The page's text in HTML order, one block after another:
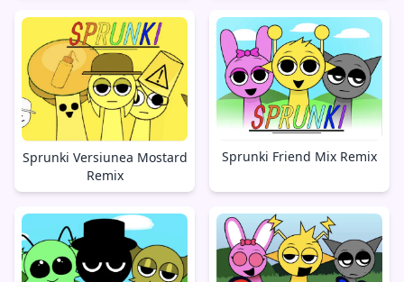
Sprunki Versiunea Mostard
Remix
Sprunki Friend Mix Remix